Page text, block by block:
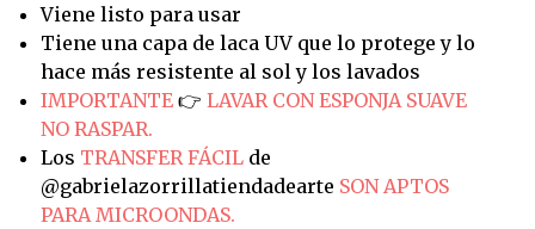
Viene listo para usar
Tiene una capa de laca UV que lo protege y lo
hace más resistente al sol y los lavados
IMPORTANTE 👉 LAVAR CON ESPONJA SUAVE
NO RASPAR.
Los TRANSFER FÁCILde
@gabrielazorrillatiendadearte SON APTOS
PARA MICROONDAS.